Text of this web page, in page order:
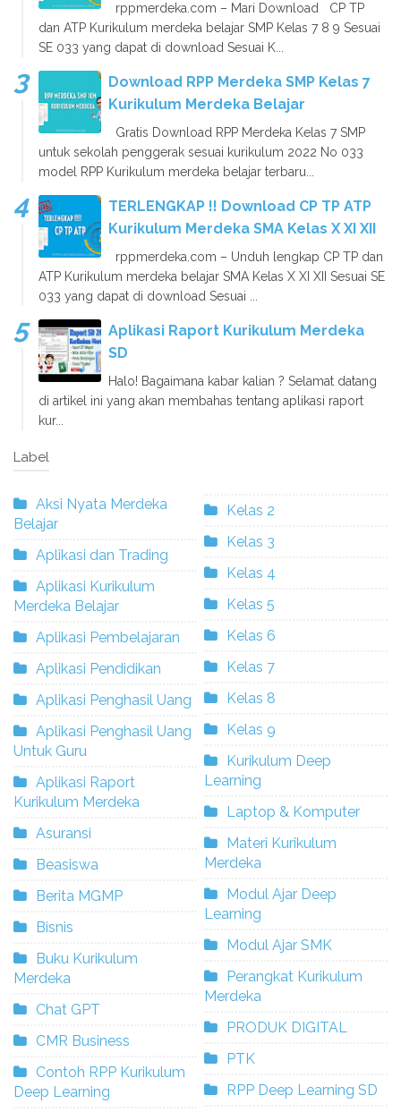
rppmerdeka.com – Mari Download CP TP
dan ATP Kurikulum merdeka belajar SMP Kelas 7 8 9 Sesuai
SE 033 yang dapat di download Sesuai K...
Download RPP Merdeka SMP Kelas 7
Kurikulum Merdeka Belajar
Gratis Download RPP Merdeka Kelas 7 SMP
untuk sekolah penggerak sesuai kurikulum 2022 No 033
model RPP Kurikulum merdeka belajar terbaru...
TERLENGKAP !! Download CP TP ATP
Kurikulum Merdeka SMA Kelas X XI XII
rppmerdeka.com – Unduh lengkap CP TP dan
ATP Kurikulum merdeka belajar SMA Kelas X XI XII Sesuai SE
033 yang dapat di download Sesuai ...
Aplikasi Raport Kurikulum Merdeka
SD
Halo! Bagaimana kabar kalian ? Selamat datang
di artikel ini yang akan membahas tentang aplikasi raport
kur...
Label
Aksi Nyata Merdeka
Belajar
Aplikasi dan Trading
Aplikasi Kurikulum
Merdeka Belajar
Aplikasi Pembelajaran
Aplikasi Pendidikan
Aplikasi Penghasil Uang
Aplikasi Penghasil Uang
Untuk Guru
Aplikasi Raport
Kurikulum Merdeka
Asuransi
Beasiswa
Berita MGMP
Bisnis
Buku Kurikulum
Merdeka
Chat GPT
CMR Business
Contoh RPP Kurikulum
Deep Learning
Kelas 2
Kelas 3
Kelas 4
Kelas 5
Kelas 6
Kelas 7
Kelas 8
Kelas 9
Kurikulum Deep
Learning
Laptop & Komputer
Materi Kurikulum
Merdeka
Modul Ajar Deep
Learning
Modul Ajar SMK
Perangkat Kurikulum
Merdeka
PRODUK DIGITAL
PTK
RPP Deep Learning SD